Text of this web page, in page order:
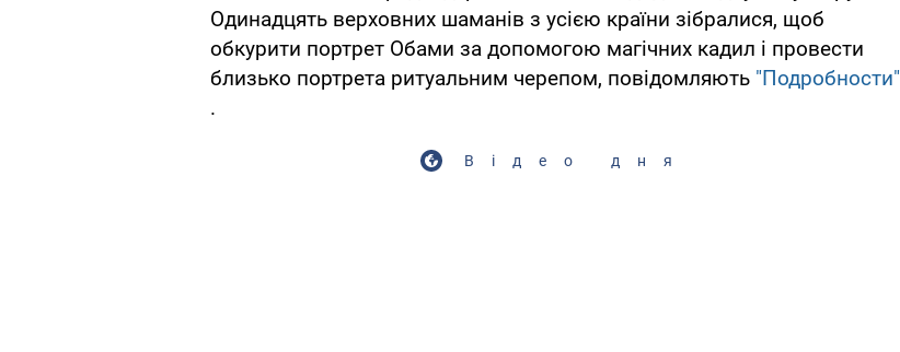
Одинадцять верховних шаманів з усією країни зібралися, щоб
обкурити портрет Обами за допомогою магічних кадил і провести
близько портрета ритуальним черепом, повідомляють "Подробности"
.
Відео дня